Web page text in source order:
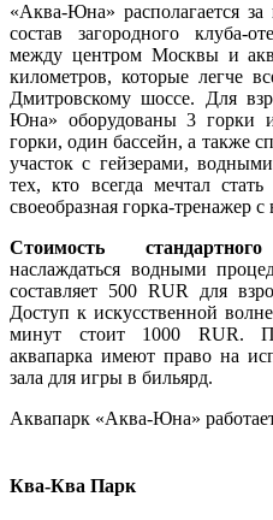
«Аква-Юна» располагается
состав загородного клуба-
между центром Москвы и
километров, которые легче
Дмитровскому шоссе. Для
Юна» оборудованы 3 горки
горки, один бассейн, а также
участок с гейзерами,
тех, кто всегда мечтал
своеобразная горка-тренажер
Стоимость
наслаждаться водными
составляет 500 RUR для
Доступ к искусственной
минут стоит 1000 RUR.
аквапарка имеют право на
зала для игры в бильярд.
Аквапарк «Аква-Юна»
Ква-Ква Парк